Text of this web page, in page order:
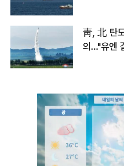
靑, 北 탄
의…"유엔